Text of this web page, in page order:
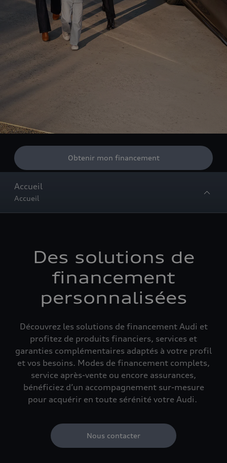
Obtenir mon financement
Accueil
Accueil
Des solutions de
financement
personnalisées
Découvrez les solutions de financement Audi et
profitez de produits financiers, services et
garanties complémentaires adaptés à votre profil
et vos besoins. Modes de financement complets,
service après-vente ou encore assurances,
bénéficiez d’un accompagnement sur-mesure
pour acquérir en toute sérénité votre Audi.
Nous contacter